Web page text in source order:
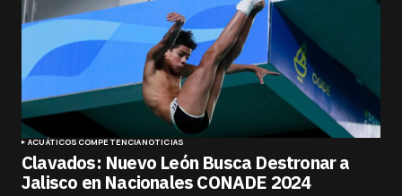
ACUÁTICOS COMPETENCIANOTICIAS
Clavados: Nuevo León Busca Destronar a
Jalisco en Nacionales CONADE 2024